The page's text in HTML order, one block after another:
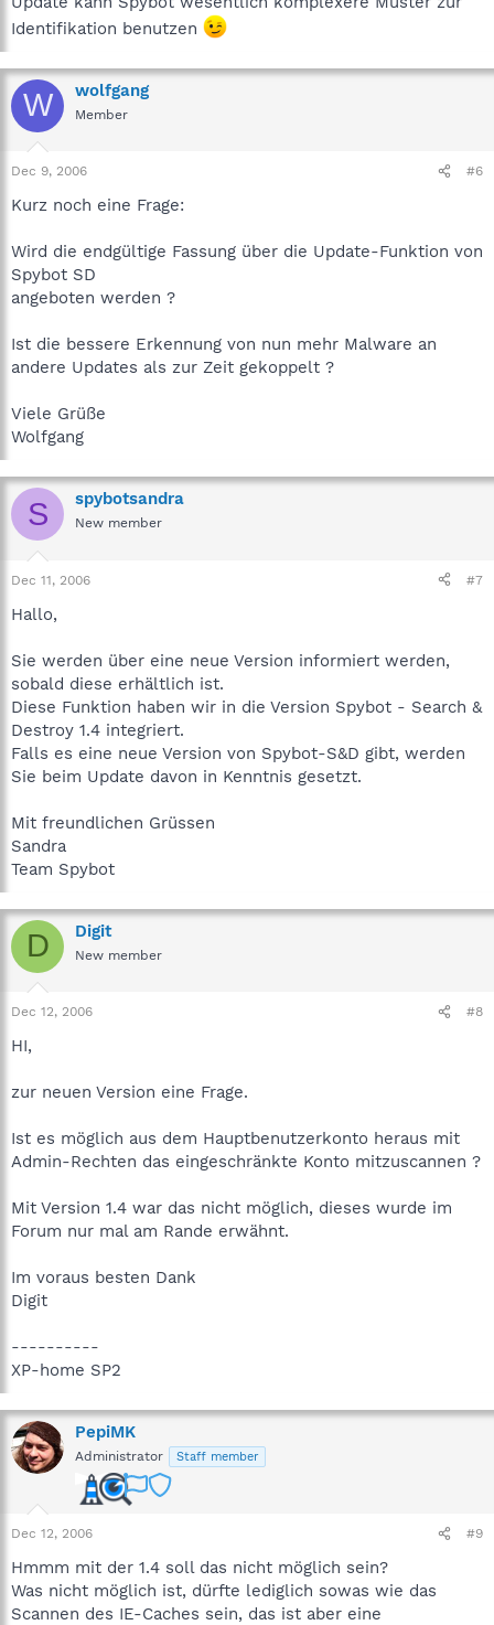
Identifikation benutzen
W wolfgang
Member
Dec 9, 2006 #6
Kurz noch eine Frage:
Wird die endgültige Fassung über die Update-Funktion von
Spybot SD
angeboten werden ?
Ist die bessere Erkennung von nun mehr Malware an
andere Updates als zur Zeit gekoppelt ?
Viele Grüße
Wolfgang
S spybotsandra
New member
Dec 11, 2006 #7
Hallo,
Sie werden über eine neue Version informiert werden,
sobald diese erhältlich ist.
Diese Funktion haben wir in die Version Spybot - Search &
Destroy 1.4 integriert.
Falls es eine neue Version von Spybot-S&D gibt, werden
Sie beim Update davon in Kenntnis gesetzt.
Mit freundlichen Grüssen
Sandra
Team Spybot
D Digit
New member
Dec 12, 2006 #8
HI,
zur neuen Version eine Frage.
Ist es möglich aus dem Hauptbenutzerkonto heraus mit
Admin-Rechten das eingeschränkte Konto mitzuscannen ?
Mit Version 1.4 war das nicht möglich, dieses wurde im
Forum nur mal am Rande erwähnt.
Im voraus besten Dank
Digit
----------
XP-home SP2
PepiMK
Administrator Staff member
Dec 12, 2006 #9
Hmmm mit der 1.4 soll das nicht möglich sein?
Was nicht möglich ist, dürfte lediglich sowas wie das
Scannen des IE-Caches sein, das ist aber eine